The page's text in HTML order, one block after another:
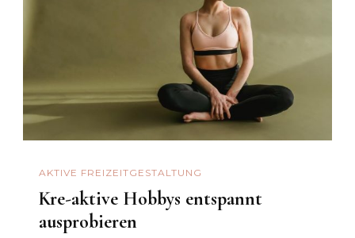
AKTIVE FREIZEITGESTALTUNG
Kre-aktive Hobbys entspannt
ausprobieren